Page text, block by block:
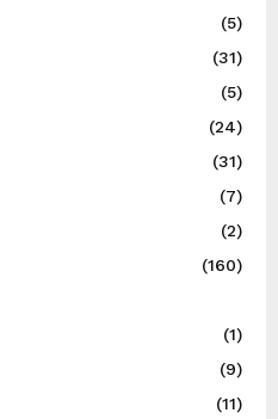
(5)
(31)
(5)
(24)
(31)
(7)
(2)
(160)
(1)
(9)
(11)